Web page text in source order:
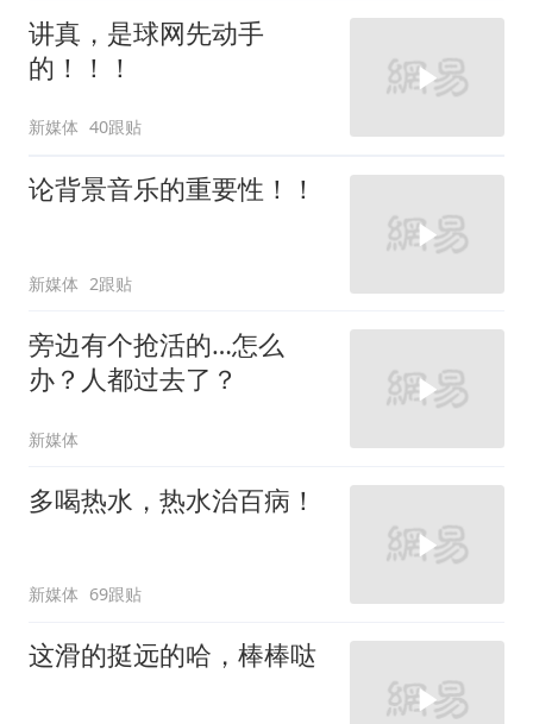
讲真，是球网先动手
的！！！
新媒体 40跟贴
论背景音乐的重要性！！
新媒体 2跟贴
旁边有个抢活的…怎么
办？人都过去了？
新媒体
多喝热水，热水治百病！
新媒体 69跟贴
这滑的挺远的哈，棒棒哒